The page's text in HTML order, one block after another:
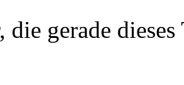
die gerade